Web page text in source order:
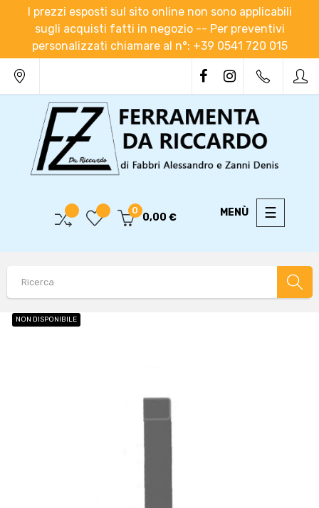
I prezzi esposti sul sito online non sono applicabili
sugli acquisti fatti in negozio -- Per preventivi
personalizzati chiamare al n°: +39 0541 720 015
Toggle
☰
0
0,00 €
NON DISPONIBILE